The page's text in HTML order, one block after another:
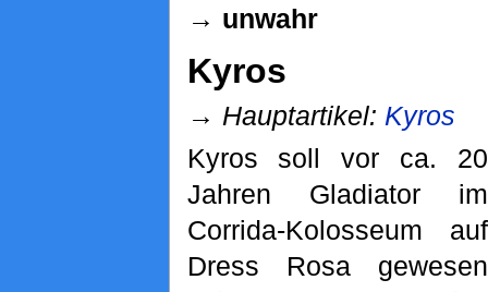
→ unwahr
Kyros
→ Hauptartikel: Kyros
Kyros soll vor ca. 20
Jahren Gladiator im
Corrida-Kolosseum auf
Dress Rosa gewesen